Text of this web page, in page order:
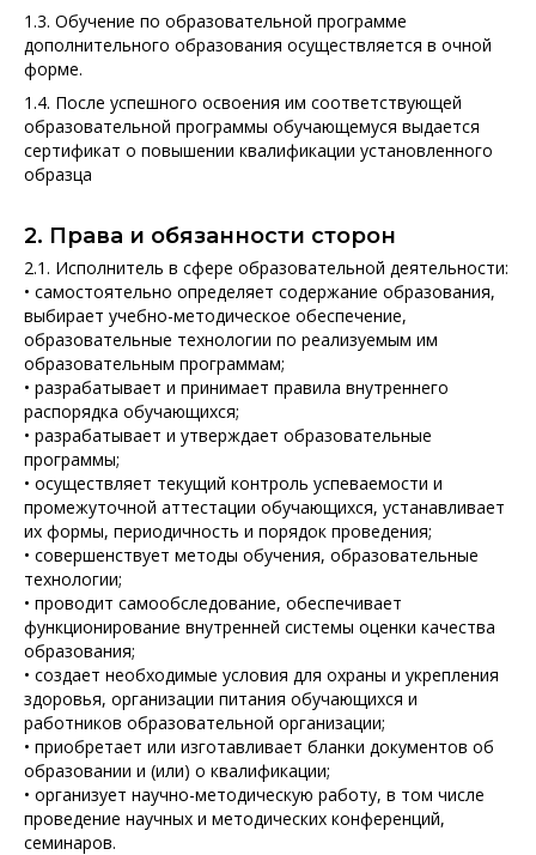
1.3. Обучение по образовательной программе
дополнительного образования осуществляется в очной
форме.
1.4. После успешного освоения им соответствующей
образовательной программы обучающемуся выдается
сертификат о повышении квалификации установленного
образца
2. Права и обязанности сторон
2.1. Исполнитель в сфере образовательной деятельности:
• самостоятельно определяет содержание образования,
выбирает учебно-методическое обеспечение,
образовательные технологии по реализуемым им
образовательным программам;
• разрабатывает и принимает правила внутреннего
распорядка обучающихся;
• разрабатывает и утверждает образовательные
программы;
• осуществляет текущий контроль успеваемости и
промежуточной аттестации обучающихся, устанавливает
их формы, периодичность и порядок проведения;
• совершенствует методы обучения, образовательные
технологии;
• проводит самообследование, обеспечивает
функционирование внутренней системы оценки качества
образования;
• создает необходимые условия для охраны и укрепления
здоровья, организации питания обучающихся и
работников образовательной организации;
• приобретает или изготавливает бланки документов об
образовании и (или) о квалификации;
• организует научно-методическую работу, в том числе
проведение научных и методических конференций,
семинаров.